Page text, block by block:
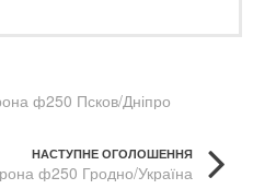
ф250 Псков/Дніпро
НАСТУПНЕ ОГОЛОШЕННЯ
ф250 Гродно/Україна